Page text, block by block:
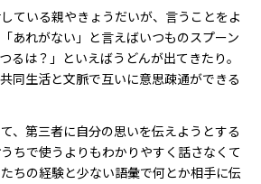
ている親やきょうだいが、言うことをよ
あれがない」と言えばいつものスプーン
るは？」といえばうどんが出てきたり。
同生活と文脈で互いに意思疎通ができる
、第三者に自分の思いを伝えようとする
ちで使うよりもわかりやすく話さなくて
ちの経験と少ない語彙で何とか相手に伝